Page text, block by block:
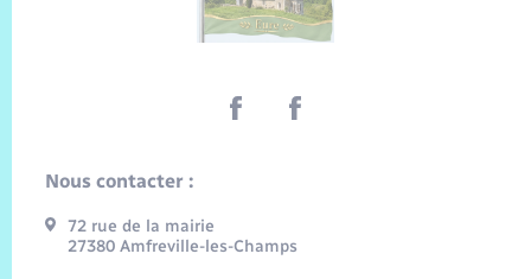
Nous contacter :
72 rue de la mairie
27380 Amfreville-les-Champs